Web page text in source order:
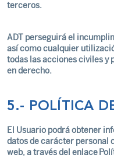
terceros.
ADT perseguirá el
así como cualquier
todas las acciones civiles y
en derecho.
5.- POLÍTICA
El Usuario podrá obtener
datos de carácter personal
web, a través del enlace